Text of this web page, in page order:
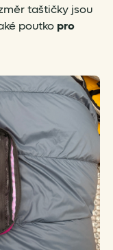
taštičky jsou
poutkopro